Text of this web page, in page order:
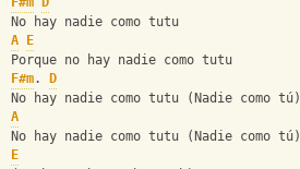
No hay nadie como tutu
A
E
Porque no hay nadie como tutu
F#m.
D
No hay nadie como tutu (Nadie como tú)
A
No hay nadie como tutu (Nadie como tú)
E